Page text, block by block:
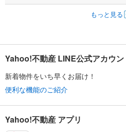
もっと見る
Yahoo!不動産 LINE公式アカウン
新着物件をいち早くお届け！
便利な機能のご紹介
Yahoo!不動産 アプリ